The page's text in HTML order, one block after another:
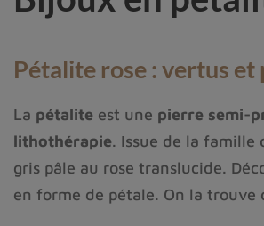
Pétalite rose : vertus
La pétalite est une pierre semi-
lithothérapie. Issue de la famille
gris pâle au rose translucide.
en forme de pétale. On la